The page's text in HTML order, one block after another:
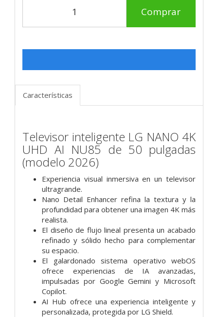
Comprar
Características
Televisor inteligente LG NANO 4K
UHD AI NU85 de 50 pulgadas
(modelo 2026)
Experiencia visual inmersiva en un televisor
ultragrande.
Nano Detail Enhancer refina la textura y la
profundidad para obtener una imagen 4K más
realista.
El diseño de flujo lineal presenta un acabado
refinado y sólido hecho para complementar
su espacio.
El galardonado sistema operativo webOS
ofrece experiencias de IA avanzadas,
impulsadas por Google Gemini y Microsoft
Copilot.
AI Hub ofrece una experiencia inteligente y
personalizada, protegida por LG Shield.